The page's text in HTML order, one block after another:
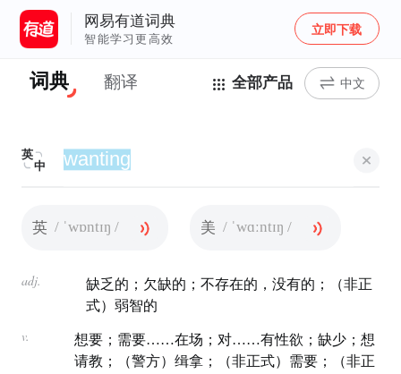
网易有道词典
智能学习更高效
立即下载
词典 翻译 全部产品 中文
英
中
英 / ˈwɒntɪŋ / 美 / ˈwɑːntɪŋ /
adj.
缺乏的；欠缺的；不存在的，没有的；（非正
式）弱智的
v.
想要；需要……在场；对……有性欲；缺少；想
请教；（警方）缉拿；（非正式）需要；（非正